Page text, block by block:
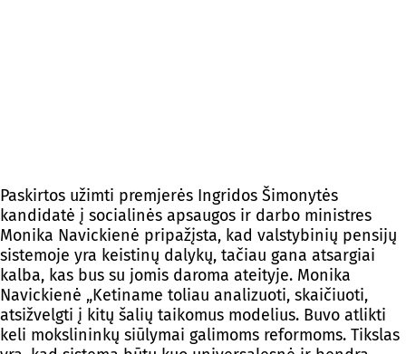
Paskirtos užimti premjerės Ingridos Šimonytės
kandidatė į socialinės apsaugos ir darbo ministres
Monika Navickienė pripažįsta, kad valstybinių pensijų
sistemoje yra keistinų dalykų, tačiau gana atsargiai
kalba, kas bus su jomis daroma ateityje. Monika
Navickienė „Ketiname toliau analizuoti, skaičiuoti,
atsižvelgti į kitų šalių taikomus modelius. Buvo atlikti
keli mokslininkų siūlymai galimoms reformoms. Tikslas